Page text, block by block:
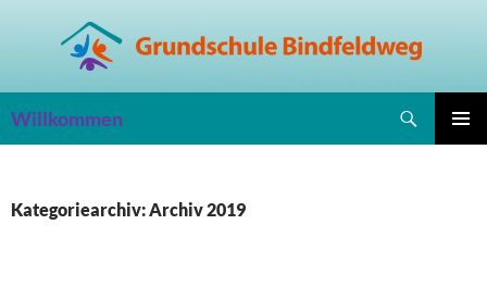
Willkommen
Kategoriearchiv: Archiv 2019